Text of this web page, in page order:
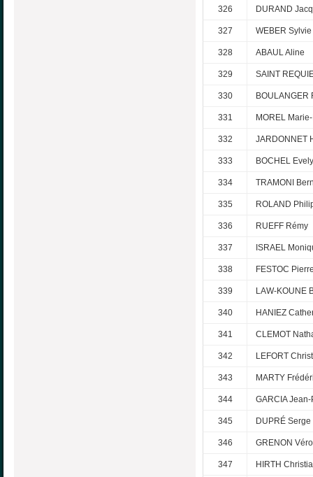
326 DURAND
327 WEBER Sylvie
328 ABAUL Aline
329 SAINT
330 BOULANGER
331 MOREL
332 JARDONNET
333 BOCHEL
334 TRAMONI
335 ROLAND
336 RUEFF Rémy
337 ISRAEL
338 FESTOC
339 LAW-KOUNE
340 HANIEZ
341 CLEMOT
342 LEFORT
343 MARTY
344 GARCIA
345 DUPRÉ Serge
346 GRENON
347 HIRTH